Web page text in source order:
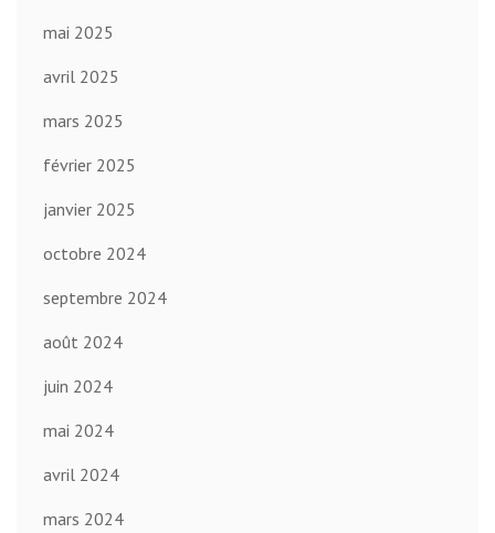
mai 2025
avril 2025
mars 2025
février 2025
janvier 2025
octobre 2024
septembre 2024
août 2024
juin 2024
mai 2024
avril 2024
mars 2024